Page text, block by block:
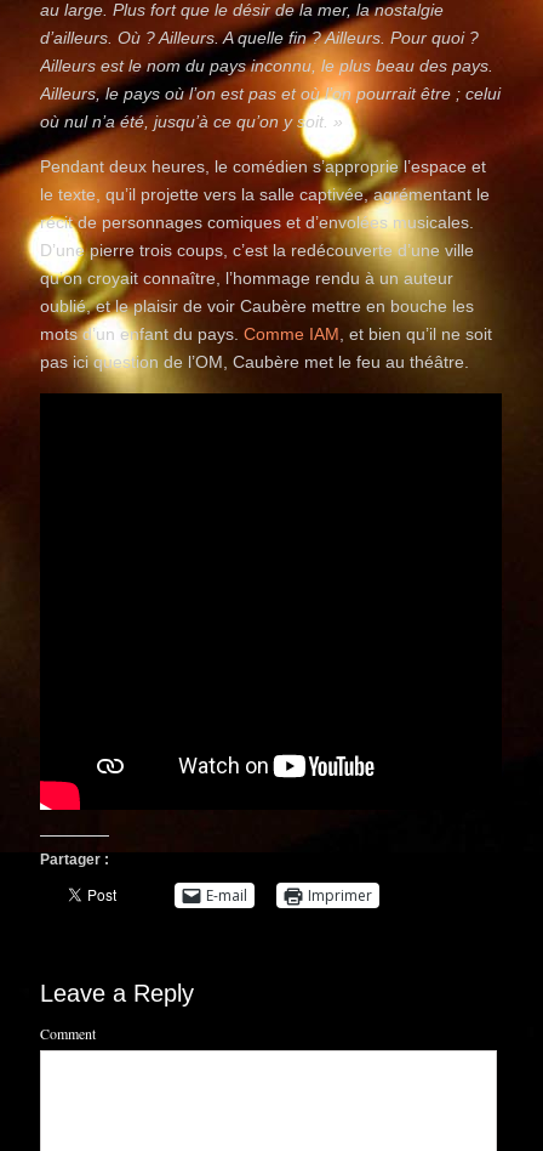
au large. Plus fort que le désir de la mer, la nostalgie
d’ailleurs. Où ? Ailleurs. A quelle fin ? Ailleurs. Pour quoi ?
Ailleurs est le nom du pays inconnu, le plus beau des pays.
Ailleurs, le pays où l’on est pas et où l’on pourrait être ; celui
où nul n’a été, jusqu’à ce qu’on y soit. »
Pendant deux heures, le comédien s’approprie l’espace et
le texte, qu’il projette vers la salle captivée, agrémentant le
récit de personnages comiques et d’envolées musicales.
D’une pierre trois coups, c’est la redécouverte d’une ville
qu’on croyait connaître, l’hommage rendu à un auteur
oublié, et le plaisir de voir Caubère mettre en bouche les
mots d’un enfant du pays.Comme IAM , et bien qu’il ne soit
pas ici question de l’OM, Caubère met le feu au théâtre.
Partager :
E-mail Imprimer
Leave a Reply
Comment